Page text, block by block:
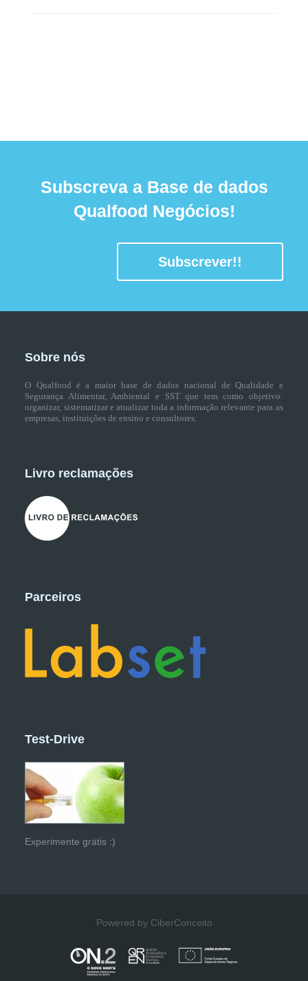
Subscreva a Base de dados
Qualfood Negócios!
Subscrever!!
Sobre nós
O Qualfood é a maior base de dados nacional de Qualidade e
Segurança Alimentar, Ambiental e SST que tem como objetivo:
organizar, sistematizar e atualizar toda a informação relevante para as
empresas, instituições de ensino e consultores.
Livro reclamações
Parceiros
Test-Drive
Experimente grátis :)
Powered by CiberConceito